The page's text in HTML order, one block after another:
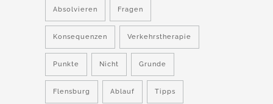
Absolvieren Fragen
Konsequenzen Verkehrstherapie
Punkte Nicht Grunde
Flensburg Ablauf Tipps